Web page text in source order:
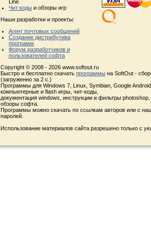
Line
Чит коды и обзоры игр
Наши разработки и проекты:
Агент почтовых сообщений
Создание дистрибутива
программ
Форум разработчиков и
пользователей софта
Copyright © 2008 - 2026 www.softout.ru
Быстро и бесплатно скачать программы на SoftOut -
(загруженно за 2 с.)
Программы для Windows 7, Linux, Symbian, Google
компьютерные и flash игры, чит-коды,
документация windows, инструкции и фильтры
обзоры софта.
Программы можно скачать по ссылкам авторов или с
паролей.
Использование материалов сайта разрешено только с